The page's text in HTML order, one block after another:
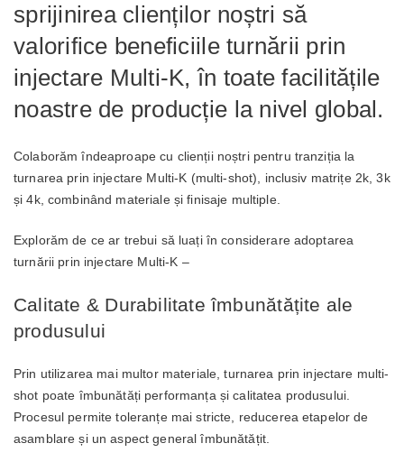
sprijinirea clienților noștri să
valorifice beneficiile turnării prin
injectare Multi-K, în toate facilitățile
noastre de producție la nivel global.
Colaborăm îndeaproape cu clienții noștri pentru tranziția la
turnarea prin injectare Multi-K (multi-shot), inclusiv matrițe 2k, 3k
și 4k, combinând materiale și finisaje multiple.
Explorăm de ce ar trebui să luați în considerare adoptarea
turnării prin injectare Multi-K –
Calitate & Durabilitate îmbunătățite ale
produsului
Prin utilizarea mai multor materiale, turnarea prin injectare multi-
shot poate îmbunătăți performanța și calitatea produsului.
Procesul permite toleranțe mai stricte, reducerea etapelor de
asamblare și un aspect general îmbunătățit.